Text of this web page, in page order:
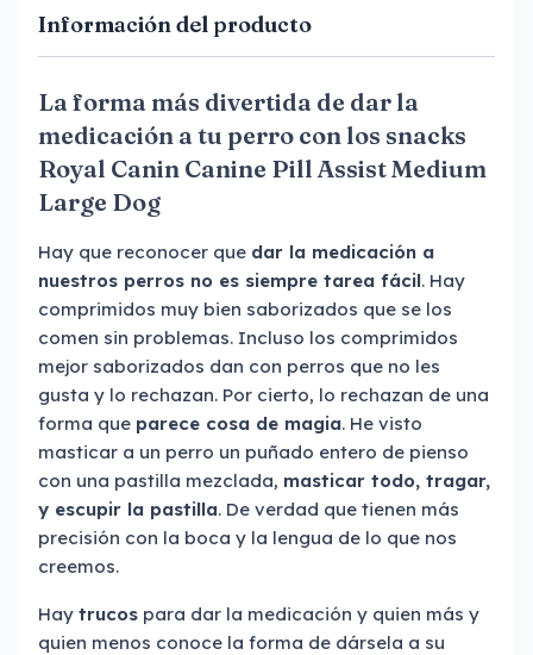
Información del producto
La forma más divertida de dar la
medicación a tu perro con los snacks
Royal Canin Canine Pill Assist Medium
Large Dog
Hay que reconocer que dar la medicación a
nuestros perros no es siempre tarea fácil. Hay
comprimidos muy bien saborizados que se los
comen sin problemas. Incluso los comprimidos
mejor saborizados dan con perros que no les
gusta y lo rechazan. Por cierto, lo rechazan de una
forma que parece cosa de magia. He visto
masticar a un perro un puñado entero de pienso
con una pastilla mezclada, masticar todo, tragar,
y escupir la pastilla. De verdad que tienen más
precisión con la boca y la lengua de lo que nos
creemos.
Hay trucos para dar la medicación y quien más y
quien menos conoce la forma de dársela a su